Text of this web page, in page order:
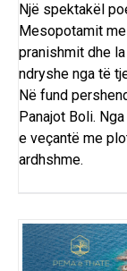
Një spektakël
Mesopotamit
pranishmit dhe
ndryshe nga të
Në fund
Panajot Boli.
e veçantë me
ardhshme.